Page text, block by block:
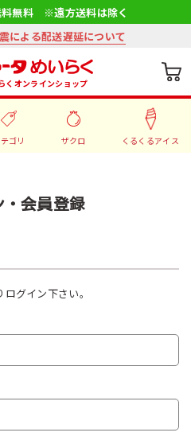
無料 ※遠方送料は除く
による配送遅延について
くオンラインショップ
ゴリ ザクロ くるくるアイス
・会員登録
グイン下さい。